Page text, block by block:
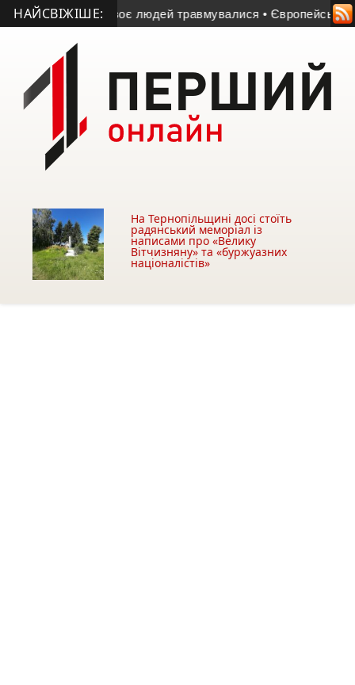
НАЙСВІЖІШЕ:
жінка, двоє людей травмувалися • Європейські
На Тернопільщині досі стоїть
радянський меморіал із
написами про «Велику
Вітчизняну» та «буржуазних
націоналістів»